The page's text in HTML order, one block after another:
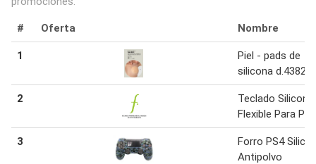
# Oferta Nombre
1
Piel - pads de
silicona d.43823
2
Teclado Silicona
Flexible Para Pc
3
Forro PS4
Antipolvo